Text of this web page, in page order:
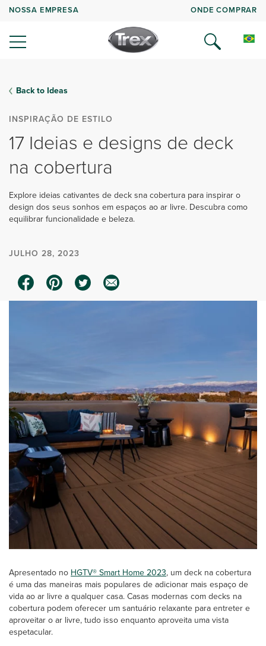
NOSSA EMPRESA ONDE COMPRAR
Back to Ideas
INSPIRAÇÃO DE ESTILO
17 Ideias e designs de deck
na cobertura
Explore ideias cativantes de deck sna cobertura para inspirar o
design dos seus sonhos em espaços ao ar livre. Descubra como
equilibrar funcionalidade e beleza.
JULHO 28, 2023
Apresentado no HGTV® Smart Home 2023, um deck na cobertura
é uma das maneiras mais populares de adicionar mais espaço de
vida ao ar livre a qualquer casa. Casas modernas com decks na
cobertura podem oferecer um santuário relaxante para entreter e
aproveitar o ar livre, tudo isso enquanto aproveita uma vista
espetacular.